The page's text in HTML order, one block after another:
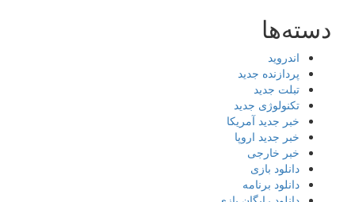
دسته‌ها
اندروید
پردازنده جدید
تبلت جدید
تکنولوژی جدید
خبر جدید آمریکا
خبر جدید اروپا
خبر خارجی
دانلود بازی
دانلود برنامه